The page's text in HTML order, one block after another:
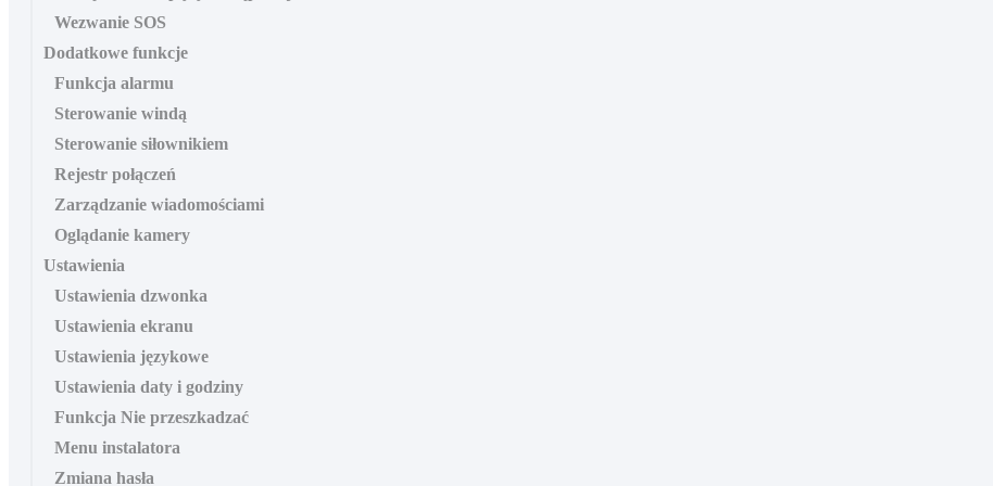
Wezwanie SOS
Dodatkowe funkcje
Funkcja alarmu
Sterowanie windą
Sterowanie siłownikiem
Rejestr połączeń
Zarządzanie wiadomościami
Oglądanie kamery
Ustawienia
Ustawienia dzwonka
Ustawienia ekranu
Ustawienia językowe
Ustawienia daty i godziny
Funkcja Nie przeszkadzać
Menu instalatora
Zmiana hasła